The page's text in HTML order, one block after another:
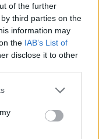
of the further
third parties on the
information may
the IAB’s List of
disclose it to other
από την
που
Αχιλλέα Ζήση
εκπρόσωπος
σχέση είχε ο
για όλα